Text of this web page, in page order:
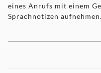
eines Anrufs mit einem
Sprachnotizen aufnehmen.